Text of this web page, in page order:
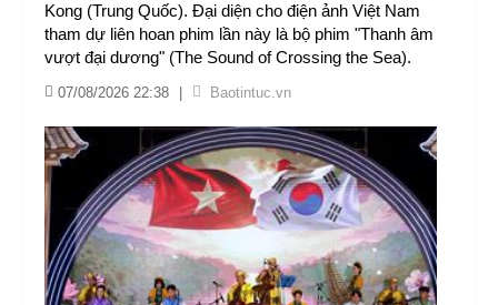
Kong (Trung Quốc). Đại diện cho điện ảnh Việt Nam
tham dự liên hoan phim lần này là bộ phim "Thanh âm
vượt đại dương" (The Sound of Crossing the Sea).
07/08/2026 22:38 Baotintuc.vn